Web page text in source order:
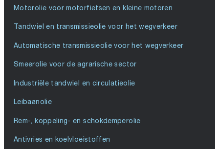
Motorolie voor motorfietsen en kleine motoren
Tandwiel en transmissieolie voor het wegverkeer
Automatische transmissieolie voor het wegverkeer
Smeerolie voor de agrarische sector
Industriële tandwiel en circulatieolie
Leibaanolie
Rem-, koppeling- en schokdemperolie
Antivries en koelvloeistoffen